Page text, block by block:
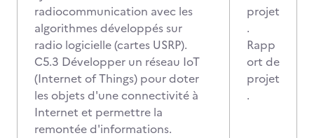
radiocommunication avec les
algorithmes développés sur
radio logicielle (cartes USRP).
C5.3 Développer un réseau IoT
(Internet of Things) pour doter
les objets d'une connectivité à
Internet et permettre la
remontée d'informations.
projet
.
Rapp
ort de
projet
.